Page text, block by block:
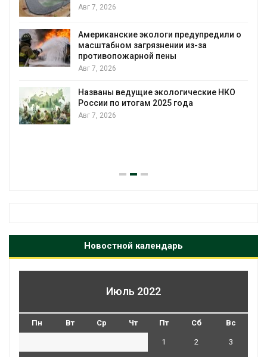
о
уборку контейнерных площадок
Авг 7, 2026
воды
Авг 6, 2026
Новостной календарь
Июль 2022
Пн Вт Ср Чт Пт Сб Вс
1 2 3